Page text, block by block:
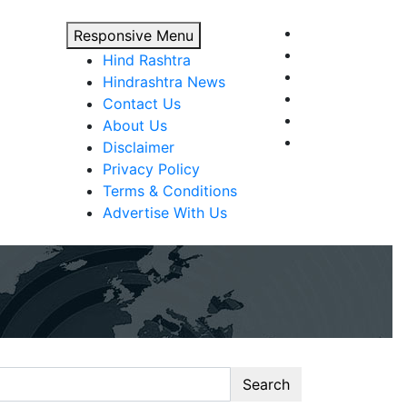
Responsive Menu
Hind Rashtra
Hindrashtra News
Contact Us
About Us
Disclaimer
Privacy Policy
Terms & Conditions
Advertise With Us
Search